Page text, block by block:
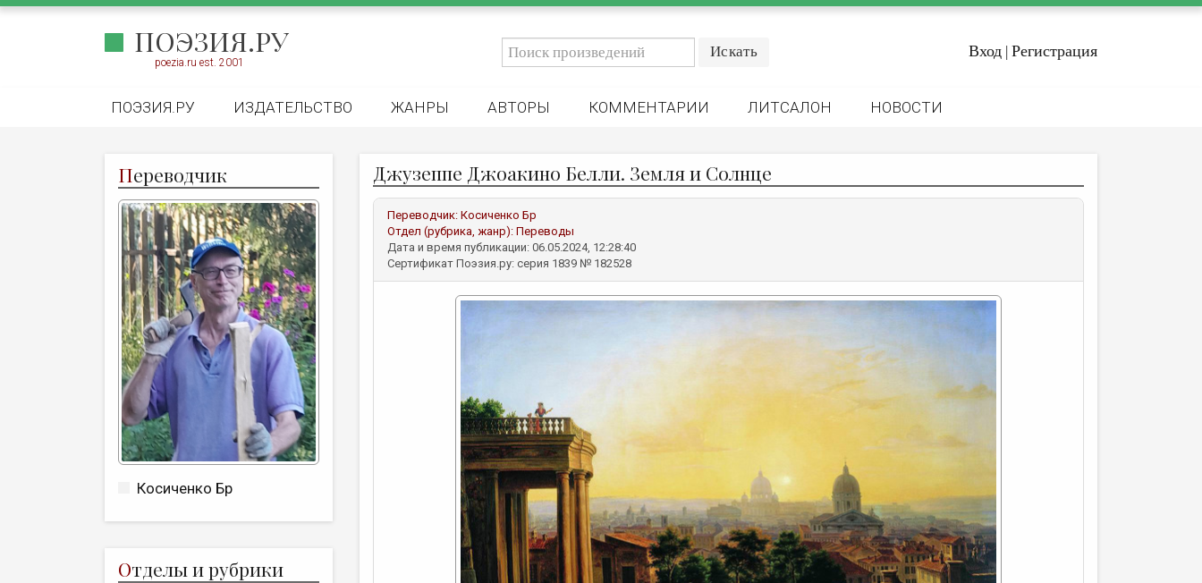
ПОЭЗИЯ.РУ
poezia.ru est. 2001
Вход | Регистрация
ПОЭЗИЯ.РУ ИЗДАТЕЛЬСТВО ЖАНРЫ АВТОРЫ КОММЕНТАРИИ ЛИТСАЛОН НОВОСТИ
Переводчик
Косиченко Бр
Отделы и рубрики
Джузеппе Джоакино Белли. Земля и Солнце
Переводчик: Косиченко Бр
Отдел (рубрика, жанр): Переводы
Дата и время публикации: 06.05.2024, 12:28:40
Сертификат Поэзия.ру: серия 1839 № 182528